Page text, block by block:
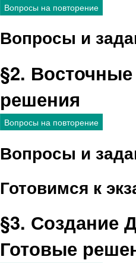
Вопросы на повторение
Вопросы и
§2.
решения
Вопросы на повторение
Вопросы и
Готовимся к
§3. Создание
Готовые